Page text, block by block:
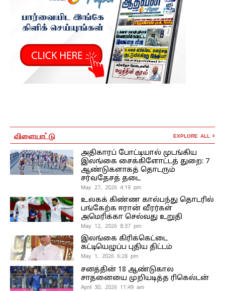
விளையாட்டு EXPLORE ALL
அதிகாரப் போட்டியால் முடங்கிய
இலங்கை சைக்கிளோட்டத் துறை: 7
ஆண்டுகளாகத் தொடரும்
சர்வதேசத் தடை
May 27, 2026 4:19 pm
உலகக் கிண்ண கால்பந்து தொடரில்
பங்கேற்க ஈரான் வீரர்கள்
அமெரிக்கா செல்வது உறுதி
May 12, 2026 8:37 pm
இலங்கை கிரிக்கெட்டை
கட்டியெழுப்ப புதிய திட்டம்
May 1, 2026 6:28 pm
சனத்தின் 18 ஆண்டுகால
சாதனையை முறியடித்த ரிகெல்டன்
April 30, 2026 11:49 am